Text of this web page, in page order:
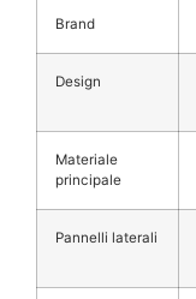
Brand
Design
Materiale
principale
Pannelli laterali